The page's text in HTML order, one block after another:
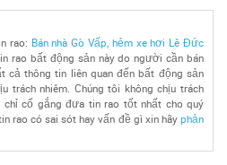
rao: Bán nhà Gò Vấp, hẻm xe hơi Lê Đức
rao bất động sản này do người cần bán
cả thông tin liên quan đến bất động sản
trách nhiêm. Chúng tôi không chịu trách
chỉ cố gắng đưa tin rao tốt nhất cho quý
rao có sai sót hay vấn đề gì xin hãy phản